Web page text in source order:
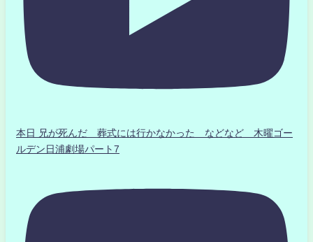
本日 兄が死んだ 葬式には行かなかった などなど 木曜ゴー
ルデン日浦劇場パート7